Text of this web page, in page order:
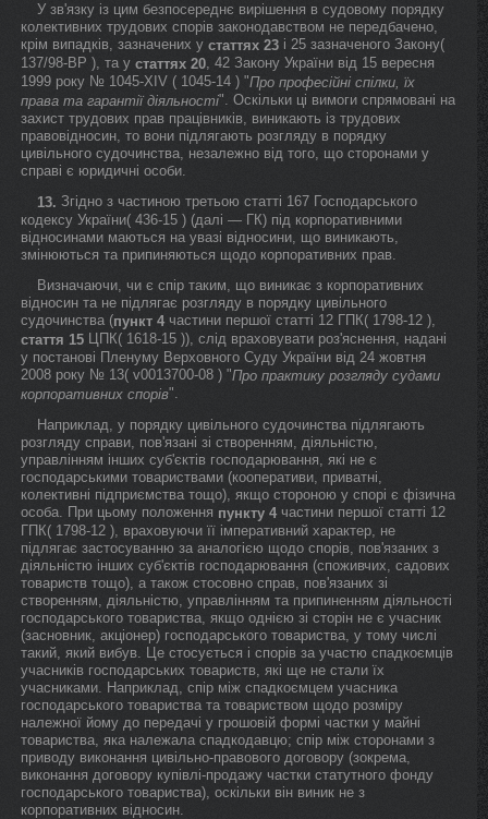
У зв'язку із цим безпосереднє вирішення в судовому порядку
колективних трудових спорів законодавством не передбачено,
крім випадків, зазначених у статтях 23 і 25 зазначеного Закону(
137/98-ВР ), та у статтях 20, 42 Закону України від 15 вересня
1999 року № 1045-XIV ( 1045-14 ) "Про професійні спілки, їх
права та гарантії діяльності". Оскільки ці вимоги спрямовані на
захист трудових прав працівників, виникають із трудових
правовідносин, то вони підлягають розгляду в порядку
цивільного судочинства, незалежно від того, що сторонами у
справі є юридичні особи.
13. Згідно з частиною третьою статті 167 Господарського
кодексу України( 436-15 ) (далі — ГК) під корпоративними
відносинами маються на увазі відносини, що виникають,
змінюються та припиняються щодо корпоративних прав.
Визначаючи, чи є спір таким, що виникає з корпоративних
відносин та не підлягає розгляду в порядку цивільного
судочинства (пункт 4 частини першої статті 12 ГПК( 1798-12 ),
стаття 15 ЦПК( 1618-15 )), слід враховувати роз'яснення, надані
у постанові Пленуму Верховного Суду України від 24 жовтня
2008 року № 13( v0013700-08 ) "Про практику розгляду судами
корпоративних спорів".
Наприклад, у порядку цивільного судочинства підлягають
розгляду справи, пов'язані зі створенням, діяльністю,
управлінням інших суб'єктів господарювання, які не є
господарськими товариствами (кооперативи, приватні,
колективні підприємства тощо), якщо стороною у спорі є фізична
особа. При цьому положення пункту 4 частини першої статті 12
ГПК( 1798-12 ), враховуючи її імперативний характер, не
підлягає застосуванню за аналогією щодо спорів, пов'язаних з
діяльністю інших суб'єктів господарювання (споживчих, садових
товариств тощо), а також стосовно справ, пов'язаних зі
створенням, діяльністю, управлінням та припиненням діяльності
господарського товариства, якщо однією зі сторін не є учасник
(засновник, акціонер) господарського товариства, у тому числі
такий, який вибув. Це стосується і спорів за участю спадкоємців
учасників господарських товариств, які ще не стали їх
учасниками. Наприклад, спір між спадкоємцем учасника
господарського товариства та товариством щодо розміру
належної йому до передачі у грошовій формі частки у майні
товариства, яка належала спадкодавцю; спір між сторонами з
приводу виконання цивільно-правового договору (зокрема,
виконання договору купівлі-продажу частки статутного фонду
господарського товариства), оскільки він виник не з
корпоративних відносин.